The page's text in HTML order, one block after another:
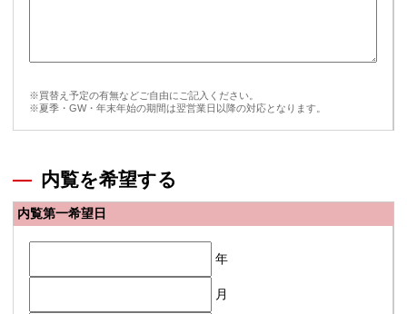
※買替え予定の有無などご自由にご記入ください。
※夏季・GW・年末年始の期間は翌営業日以降の対応となります。
内覧を希望する
内覧第一希望日
年
月